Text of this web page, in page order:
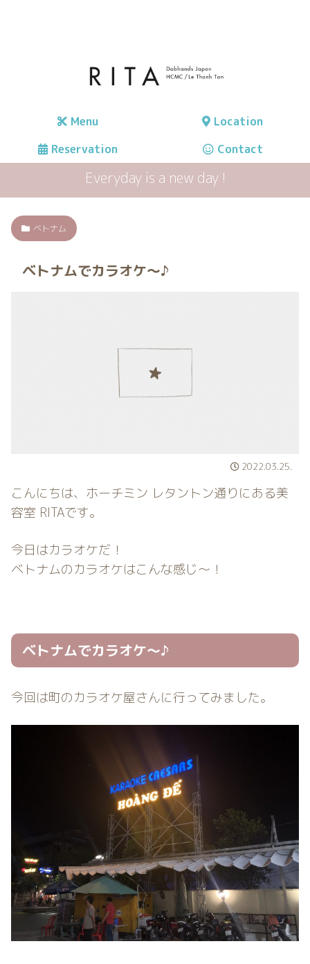
Menu
Location
Reservation
Contact
Everyday is a new day !
ベトナム
ベトナムでカラオケ〜♪
2022.03.25.
こんにちは、ホーチミン レタントン通りにある美
容室 RITAです。
今日はカラオケだ！
ベトナムのカラオケはこんな感じ〜！
ベトナムでカラオケ〜♪
今回は町のカラオケ屋さんに行ってみました。